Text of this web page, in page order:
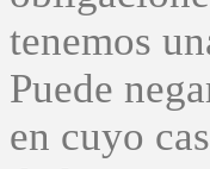
tenemos
Puede
en cuyo